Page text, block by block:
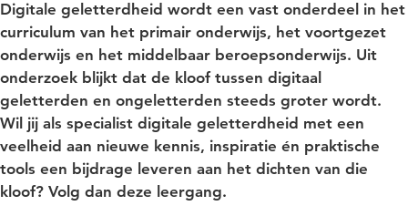
Digitale geletterdheid wordt een vast onderdeel in het
curriculum van het primair onderwijs, het voortgezet
onderwijs en het middelbaar beroepsonderwijs. Uit
onderzoek blijkt dat de kloof tussen digitaal
geletterden en ongeletterden steeds groter wordt.
Wil jij als specialist digitale geletterdheid met een
veelheid aan nieuwe kennis, inspiratie én praktische
tools een bijdrage leveren aan het dichten van die
kloof? Volg dan deze leergang.